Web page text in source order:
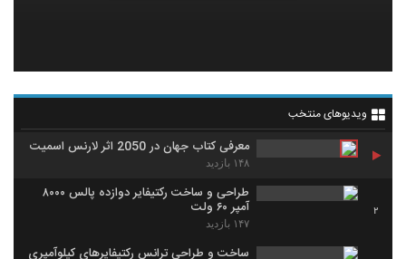
ویدیوهای منتخب
معرفی کتاب جهان در 2050 اثر لارنس اسمیت
۱۴۸ بازدید
2
طراحی و ساخت رکتیفایر دوازده پالس ۸۰۰۰
آمپر ۶۰ ولت
۱۴۷ بازدید
ساخت و طراحی ترانس‌ رکتیفایرهای کیلوآمپری